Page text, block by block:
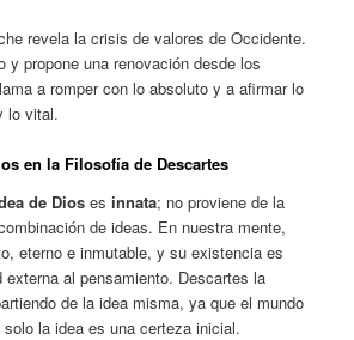
revela la crisis de valores de Occidente.
y propone una renovación desde los
a romper con lo absoluto y a afirmar lo
lo vital.
en la Filosofía de Descartes
de Dios esinnata; no proviene de la
de ideas. En nuestra mente,
eterno e inmutable, y su existencia es
externa al pensamiento. Descartes la
de la idea misma, ya que el mundo
la idea es una certeza inicial.